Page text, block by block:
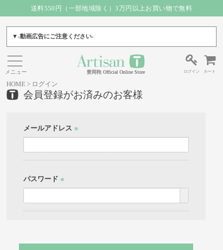
送料550円（一部地域除く）3万円以上お買い物で無料
▼-動画広告にご注意ください-
豊岡鞄 Official Online Store ログイン カート
HOME ログイン
会員登録がお済みのお客様
メールアドレス
須)
パスワード
須)